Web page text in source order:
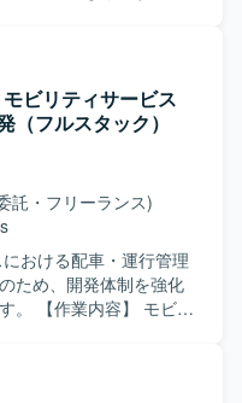
していただきます。
を責任を持ってやり遂
結合試験や不具合修正
【ポジション
リューションという公
でき、PythonやVue.js、
できます。不具合修正
テムの理解と改善スキ
になります。
ビリティサービス
（フルスタック）
託・フリーランス)
おける配車・運行管理
ため、開発体制を強化
ビリ
IoT、コネクテッドカー